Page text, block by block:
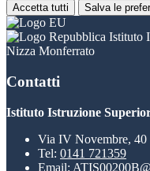
Accetta tutti Salva le
Istituto
Nizza Monferrato
Contatti
Istituto Istruzione
Via IV Novembre,
Tel: 0141 721359
Email: